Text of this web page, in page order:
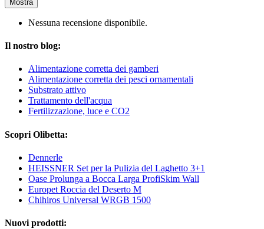
Mostra
Nessuna recensione disponibile.
Il nostro blog:
Alimentazione corretta dei gamberi
Alimentazione corretta dei pesci ornamentali
Substrato attivo
Trattamento dell'acqua
Fertilizzazione, luce e CO2
Scopri Olibetta:
Dennerle
HEISSNER Set per la Pulizia del Laghetto 3+1
Oase Prolunga a Bocca Larga ProfiSkim Wall
Europet Roccia del Deserto M
Chihiros Universal WRGB 1500
Nuovi prodotti: